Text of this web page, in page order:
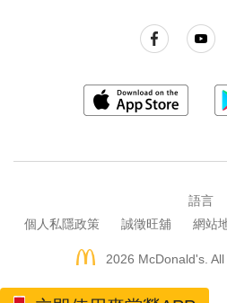
語言
個人私隱政策
誠徵旺舖 網站
2026 McDonald's.